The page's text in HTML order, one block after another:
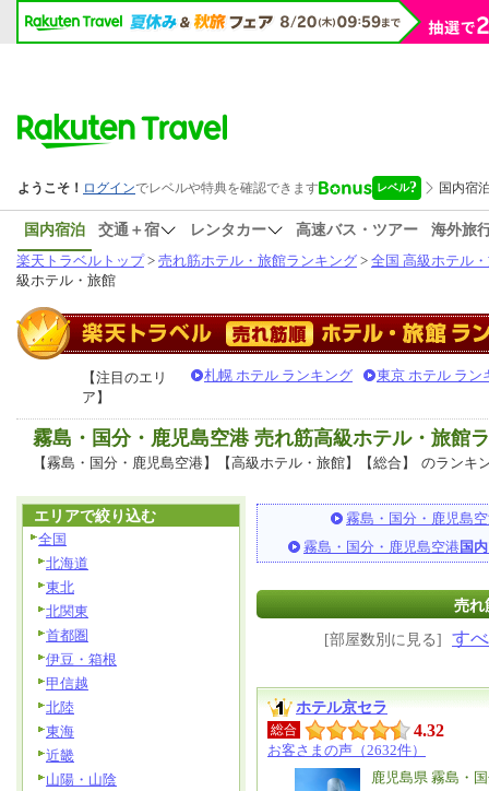
国内宿泊 交通＋宿 レンタカー 高速バス・ツアー
海外旅
楽天トラベルトップ> 売れ筋ホテル・旅館ランキング > 全国 高級ホテル
級ホテル・旅館
【注目のエリ
ア】
札幌 ホテル ランキング 東京 ホテル ラン
霧島・国分・鹿児島空港 売れ筋高級ホテル・旅館
【霧島・国分・鹿児島空港】【高級ホテル・旅館】【総合】 のランキ
霧島・国分・鹿児島
霧島・国分・鹿児島空港国
売れ
[部屋数別に見る] す
ホテル京セラ
総合 4.32
お客さまの声（2632件）
エ
鹿児島県 霧島・
エリアで絞り込む
全国
北海道
東北
北関東
首都圏
伊豆・箱根
甲信越
北陸
東海
近畿
山陽・山陰